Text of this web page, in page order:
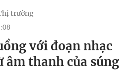
trường
với đoạn nhạc
âm thanh của súng